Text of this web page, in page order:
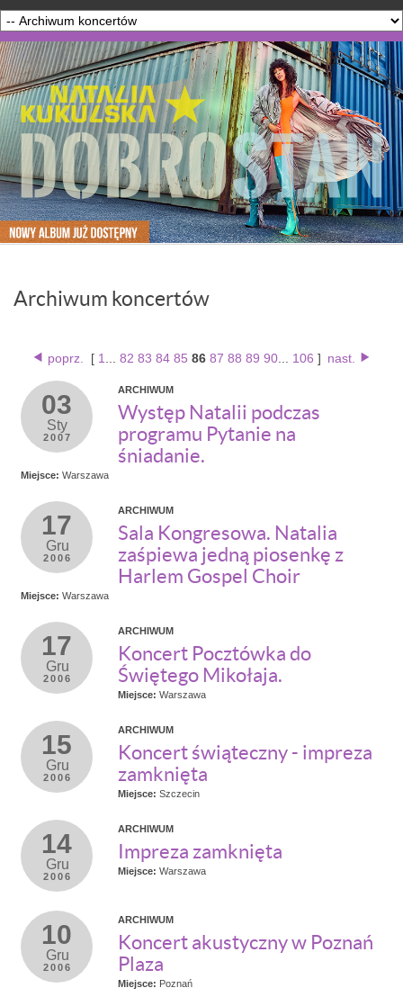
Archiwum koncertów
poprz. nast.
[ 1 82 83 84 85 86 87 88 89 90... 106 ]
03
Sty
2007
ARCHIWUM
Występ Natalii podczas
programu Pytanie na
śniadanie.
Miejsce: Warszawa
17
Gru
2006
ARCHIWUM
Sala Kongresowa. Natalia
zaśpiewa jedną piosenkę z
Harlem Gospel Choir
Miejsce: Warszawa
17
Gru
2006
ARCHIWUM
Koncert Pocztówka do
Świętego Mikołaja.
Miejsce: Warszawa
15
Gru
2006
ARCHIWUM
Koncert świąteczny - impreza
zamknięta
Miejsce: Szczecin
14
Gru
2006
ARCHIWUM
Impreza zamknięta
Miejsce: Warszawa
10
Gru
2006
ARCHIWUM
Koncert akustyczny w Poznań
Plaza
Miejsce: Poznań